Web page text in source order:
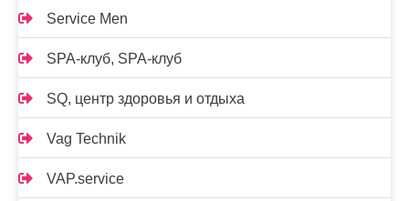
Service Men
SPA-клуб, SPA-клуб
SQ, центр здоровья и отдыха
Vag Technik
VAP.service